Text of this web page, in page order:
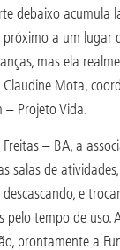
debaixo acumula
a um lugar
mas ela
Claudine Mota,
– Projeto Vida.
– BA, a
salas de
e
pelo tempo de uso.
prontamente a